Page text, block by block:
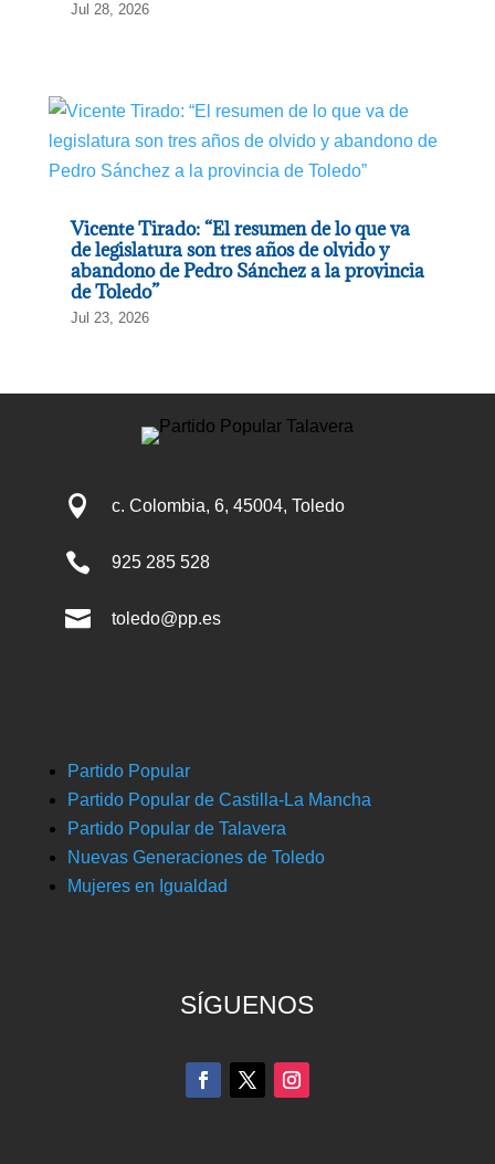
Jul 28, 2026
Vicente Tirado: “El resumen de lo que va
de legislatura son tres años de olvido y
abandono de Pedro Sánchez a la provincia
de Toledo”
Jul 23, 2026
 c. Colombia, 6, 45004, Toledo
 925 285 528
 toledo@pp.es
Partido Popular
Partido Popular de Castilla-La Mancha
Partido Popular de Talavera
Nuevas Generaciones de Toledo
Mujeres en Igualdad
SÍGUENOS